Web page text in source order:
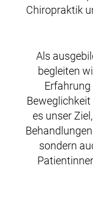
Chiropraktik
Als
begleiten
es unser
sondern